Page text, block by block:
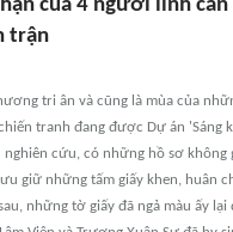
của 4 người lính
trận
tri ân và cũng là mùa của
tranh đang được Dự án 'Sáng
cứu, có những hồ sơ
giữ những tấm giấy khen, huân
những tờ giấy đã ngả màu ấy